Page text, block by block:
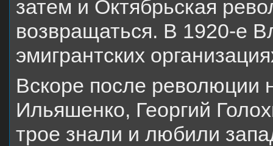
затем и Октябрьская
возвращаться. В 1920-е
эмигрантских
Вскоре после революции
Ильяшенко, Георгий
трое знали и любили